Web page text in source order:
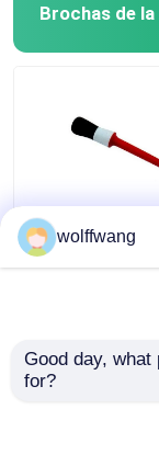
Brochas de
Brochas de tiza
cerdas negras
wolffwang
Good day,
for?